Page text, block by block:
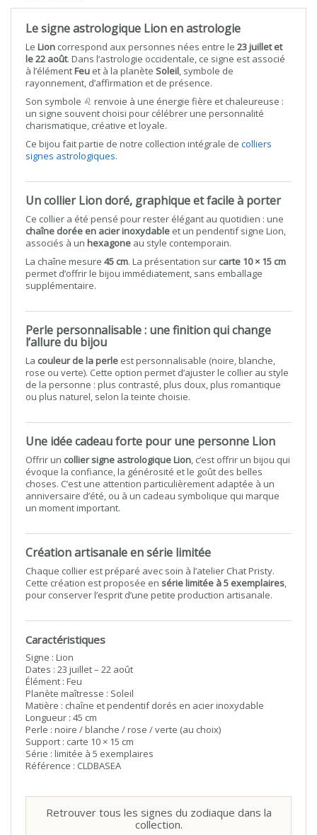
Le signe astrologique Lion en astrologie
Le Lion correspond aux personnes nées entre le 23 juillet et
le 22 août. Dans l’astrologie occidentale, ce signe est associé
à l’élémentFeu et à la planète Soleil, symbole de
rayonnement, d’affirmation et de présence.
Son symbole ♌︎ renvoie à une énergie fière et chaleureuse :
un signe souvent choisi pour célébrer une personnalité
charismatique, créative et loyale.
Ce bijou fait partie de notre collection intégrale de colliers
signes astrologiques.
Un collier Lion doré, graphique et facile à porter
Ce collier a été pensé pour rester élégant au quotidien : une
chaîne dorée en acier inoxydable et un pendentif signe Lion,
associés à un hexagone au style contemporain.
La chaîne mesure 45 cm. La présentation sur carte 10 × 15 cm
permet d’offrir le bijou immédiatement, sans emballage
supplémentaire.
Perle personnalisable : une finition qui change
l’allure du bijou
La couleur de la perle est personnalisable (noire, blanche,
rose ou verte). Cette option permet d’ajuster le collier au style
de la personne : plus contrasté, plus doux, plus romantique
ou plus naturel, selon la teinte choisie.
Une idée cadeau forte pour une personne Lion
Offrir un collier signe astrologique Lion, c’est offrir un bijou qui
évoque la confiance, la générosité et le goût des belles
choses. C’est une attention particulièrement adaptée à un
anniversaire d’été, ou à un cadeau symbolique qui marque
un moment important.
Création artisanale en série limitée
Chaque collier est préparé avec soin à l’atelier Chat Pristy.
Cette création est proposée en série limitée à 5 exemplaires,
pour conserver l’esprit d’une petite production artisanale.
Caractéristiques
Signe : Lion
Dates : 23 juillet – 22 août
Élément : Feu
Planète maîtresse : Soleil
Matière : chaîne et pendentif dorés en acier inoxydable
Longueur : 45 cm
Perle : noire / blanche / rose / verte (au choix)
Support : carte 10 × 15 cm
Série : limitée à 5 exemplaires
Référence : CLDBASEA
Retrouver tous les signes du zodiaque dans la
collection.